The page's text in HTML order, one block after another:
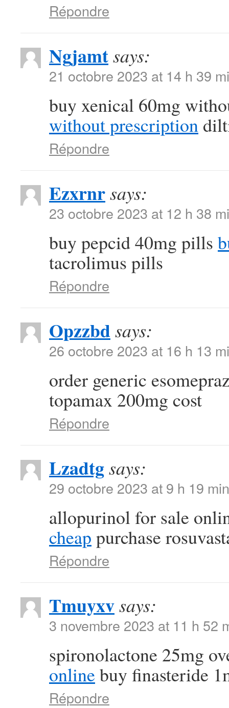
Répondre
Ngjamtsays:
21 octobre 2023 at 14 h 39
buy xenical 60mg
without prescription
Répondre
Ezxrnrsays:
23 octobre 2023 at 12 h 38
buy pepcid 40mg pills
tacrolimus pills
Répondre
Opzzbdsays:
26 octobre 2023 at 16 h 13
order generic
topamax 200mg cost
Répondre
Lzadtgsays:
29 octobre 2023 at 9 h 19 min
allopurinol for sale
cheap purchase
Répondre
Tmuyxvsays:
3 novembre 2023 at 11 h 52
spironolactone 25mg
online buy finasteride
Répondre